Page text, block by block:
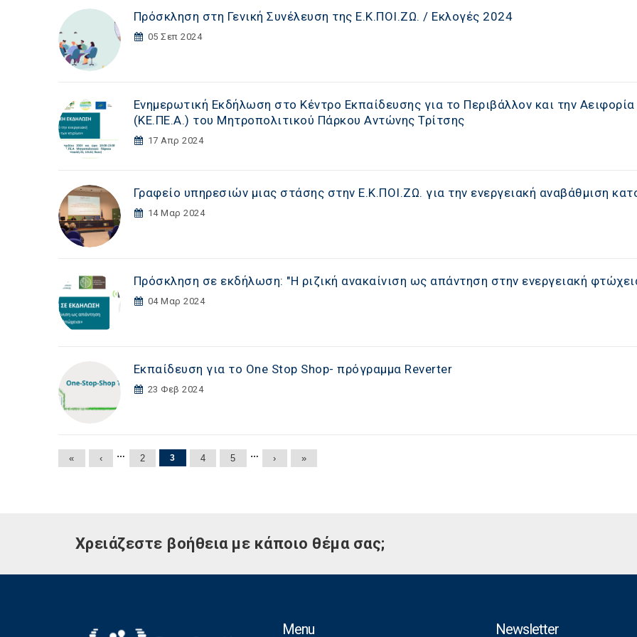
Πρόσκληση στη Γενική Συνέλευση της Ε.Κ.ΠΟΙ.ΖΩ. / Εκλογές 2024
05 Σεπ 2024
Ενημερωτική Εκδήλωση στο Κέντρο Εκπαίδευσης για το Περιβάλλον και την Αειφορία
(ΚΕ.ΠΕ.Α.) του Μητροπολιτικού Πάρκου Αντώνης Τρίτσης
17 Απρ 2024
Γραφείο υπηρεσιών μιας στάσης στην Ε.Κ.ΠΟΙ.ΖΩ. για την ενεργειακή αναβάθμιση
14 Μαρ 2024
Πρόσκληση σε εκδήλωση: "Η ριζική ανακαίνιση ως απάντηση στην ενεργειακή
04 Μαρ 2024
Εκπαίδευση για το One Stop Shop- πρόγραμμα Reverter
23 Φεβ 2024
Σελίδες
« ‹ … 2 3 4 5 … › »
Χρειάζεστε βοήθεια με κάποιο θέμα σας;
Menu Newsletter